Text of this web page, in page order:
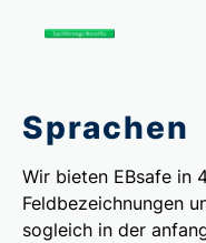
Sprachen
Wir bieten EBsafe in
Feldbezeichnungen
sogleich in der